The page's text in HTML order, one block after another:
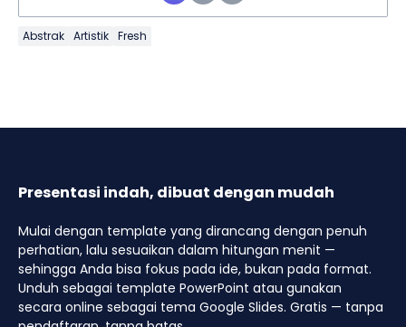
Abstrak Artistik Fresh
Presentasi indah, dibuat dengan mudah
Mulai dengan template yang dirancang dengan penuh
perhatian, lalu sesuaikan dalam hitungan menit —
sehingga Anda bisa fokus pada ide, bukan pada format.
Unduh sebagai template PowerPoint atau gunakan
secara online sebagai tema Google Slides. Gratis — tanpa